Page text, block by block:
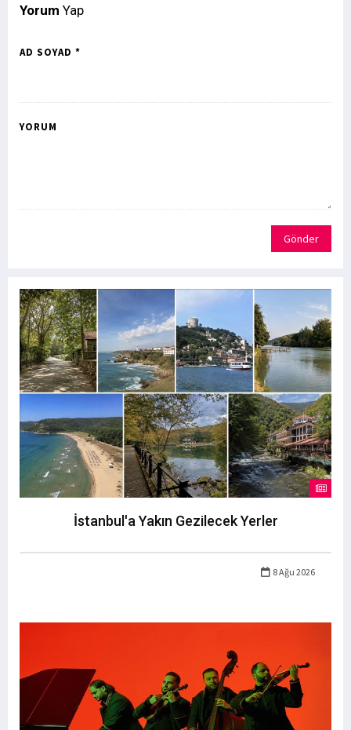
Yorum Yap
AD SOYAD *
YORUM
Gönder
İstanbul'a Yakın Gezilecek Yerler
8 Ağu 2026